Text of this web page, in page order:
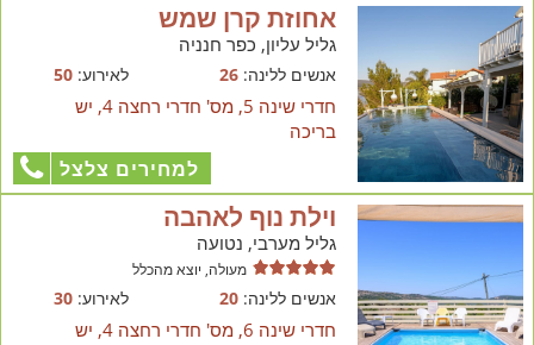
אחוזת קרן שמש
גליל עליון, כפר חנניה
אנשים ללינה:26 לאירוע:50
חדרי שינה 5, מס' חדרי רחצה 4, יש
בריכה
למחירים צלצל
וילת נוף לאהבה
גליל מערבי, נטועה
מעולה, יוצא מהכלל
אנשים ללינה:20 לאירוע:30
חדרי שינה 6, מס' חדרי רחצה 4, יש